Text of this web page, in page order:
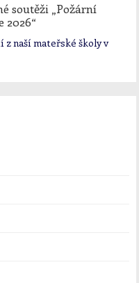
soutěži „Požární
2026“
z naší mateřské školy v